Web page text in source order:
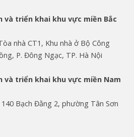
và triển khai khu vực miền Bắc
nhà CT1, Khu nhà ở Bộ Công
P. Đông Ngạc, TP. Hà Nội
và triển khai khu vực miền Nam
Bạch Đằng 2, phường Tân Sơn